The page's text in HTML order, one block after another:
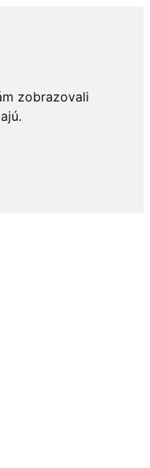
zobrazovali